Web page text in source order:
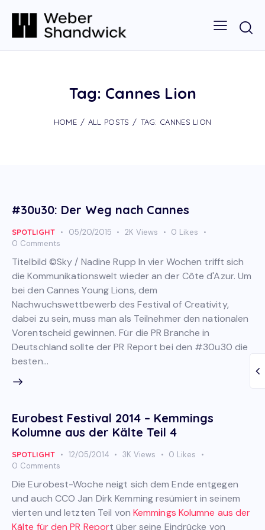
Tag: Cannes Lion
HOME ALL POSTS TAG: CANNES LION
#30u30: Der Weg nach Cannes
SPOTLIGHT 05/20/2015 2K Views 0 Likes
0 Comments
Titelbild ©Sky / Nadine Rupp In vier Wochen trifft sich
die Kommunikationswelt wieder an der Côte d'Azur. Um
bei den Cannes Young Lions, dem
Nachwuchswettbewerb des Festival of Creativity,
dabei zu sein, muss man als Teilnehmer den nationalen
Vorentscheid gewinnen. Für die PR Branche in
Deutschland sollte der PR Report bei den #30u30 die
besten…
Eurobest Festival 2014 – Kemmings
Kolumne aus der Kälte Teil 4
SPOTLIGHT 12/05/2014 3K Views 0 Likes
0 Comments
Die Eurobest-Woche neigt sich dem Ende entgegen
und auch CCO Jan Dirk Kemming resümiert in seinem
vierten und letzten Teil von Kemmings Kolumne aus der
Kälte für den PR Report über seine Eindrücke von